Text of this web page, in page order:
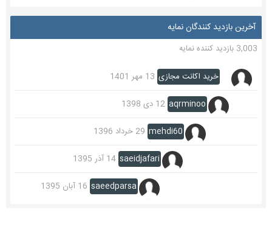
آخرین بازدید کنندگان نمایه
3,003 بازدید کننده نمایه
خرید اکانت مجازی 13 مهر 1401
aqrminoo 12 دی 1398
mehdi60 29 خرداد 1396
saeidjafari 14 آذر 1395
saeedparsa 16 آبان 1395